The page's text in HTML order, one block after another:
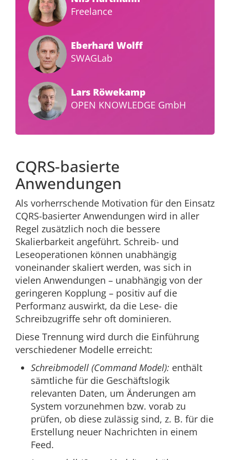
Freelance
Eberhard Wolff
SWAGLab
Lars Röwekamp
OPEN KNOWLEDGE GmbH
CQRS-basierte
Anwendungen
Als vorherrschende Motivation für den Einsatz
CQRS-basierter Anwendungen wird in aller
Regel zusätzlich noch die bessere
Skalierbarkeit angeführt. Schreib- und
Leseoperationen können unabhängig
voneinander skaliert werden, was sich in
vielen Anwendungen – unabhängig von der
geringeren Kopplung – positiv auf die
Performanz auswirkt, da die Lese- die
Schreibzugriffe sehr oft dominieren.
Diese Trennung wird durch die Einführung
verschiedener Modelle erreicht:
Schreibmodell (Command Model): enthält
sämtliche für die Geschäftslogik
relevanten Daten, um Änderungen am
System vorzunehmen bzw. vorab zu
prüfen, ob diese zulässig sind, z. B. für die
Erstellung neuer Nachrichten in einem
Feed.